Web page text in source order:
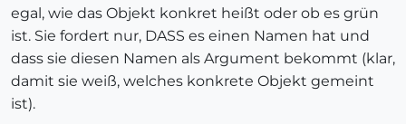
egal, wie das Objekt konkret heißt oder ob es grün
ist. Sie fordert nur, DASS es einen Namen hat und
dass sie diesen Namen als Argument bekommt (klar,
damit sie weiß, welches konkrete Objekt gemeint
ist).